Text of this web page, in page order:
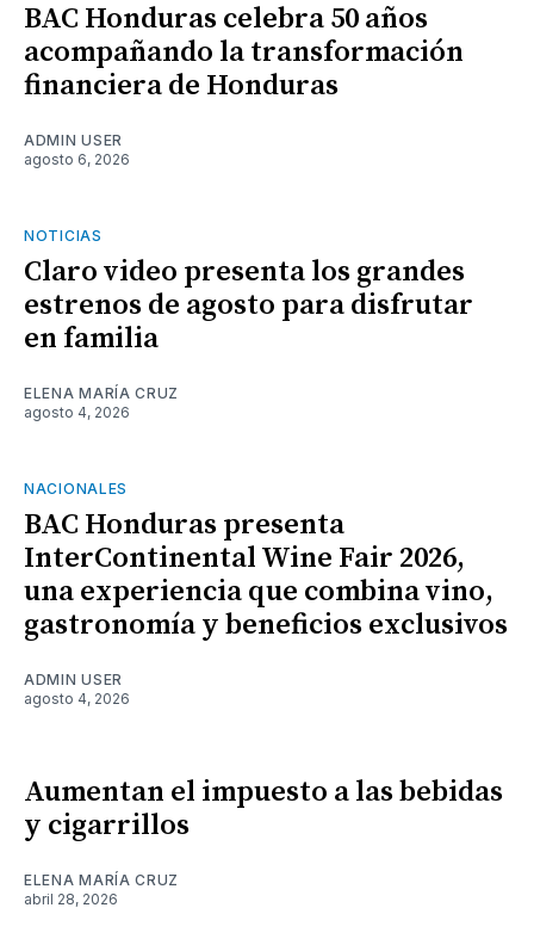
BAC Honduras celebra 50 años
acompañando la transformación
financiera de Honduras
ADMIN USER
agosto 6, 2026
NOTICIAS
Claro video presenta los grandes
estrenos de agosto para disfrutar
en familia
ELENA MARÍA CRUZ
agosto 4, 2026
NACIONALES
BAC Honduras presenta
InterContinental Wine Fair 2026,
una experiencia que combina vino,
gastronomía y beneficios exclusivos
ADMIN USER
agosto 4, 2026
Aumentan el impuesto a las bebidas
y cigarrillos
ELENA MARÍA CRUZ
abril 28, 2026